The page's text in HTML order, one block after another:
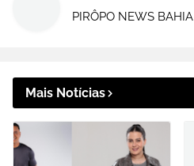
PIRÔPO NEWS BAHIA
Mais Notícias